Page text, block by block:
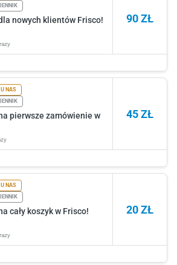
90 ZŁ
nowych klientów Frisco!
45 ZŁ
NAS
pierwsze zamówienie w
20 ZŁ
NAS
cały koszyk w Frisco!